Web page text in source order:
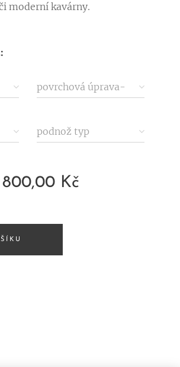
moderní kavárny.
povrchová úprava-
podnož typ
800,00 Kč